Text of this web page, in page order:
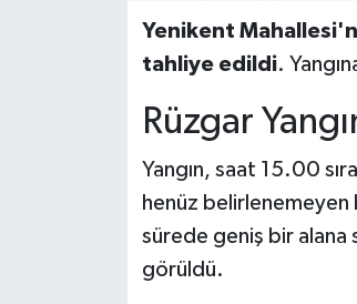
Yenikent
tahliye edildi.
Rüzgar
Yangın, saat 15.00
henüz belirlenemeyen
sürede geniş bir alana
görüldü.